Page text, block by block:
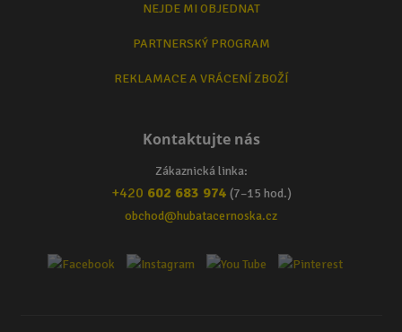
NEJDE MI OBJEDNAT
PARTNERSKÝ PROGRAM
REKLAMACE A VRÁCENÍ ZBOŽÍ
Kontaktujte nás
Zákaznická linka:
+420 602 683 974 (7–15 hod.)
obchod@hubatacernoska.cz